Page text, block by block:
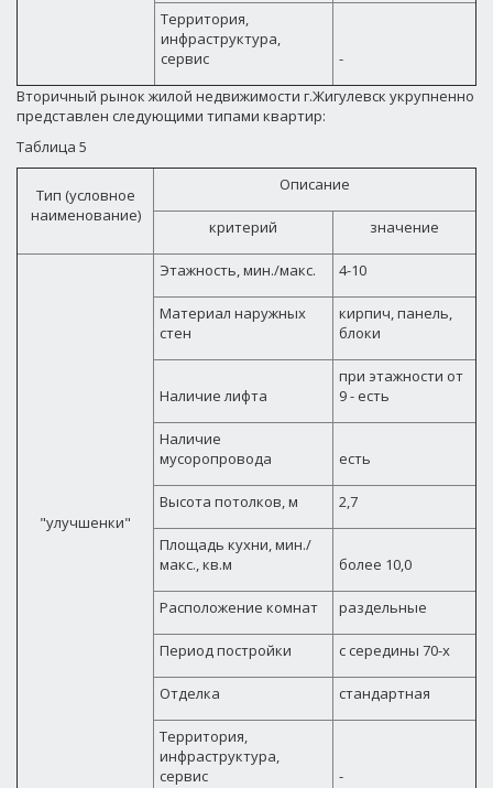
Территория,
инфраструктура,
сервис
-
Вторичный рынок жилой недвижимости г.Жигулевск укрупненно
представлен следующими типами квартир:
Таблица 5
Тип (условное
наименование)
Описание
критерий значение
"улучшенки"
Этажность, мин./макс. 4-10
Материал наружных
стен
кирпич, панель,
блоки
Наличие лифта
при этажности от
9 - есть
Наличие
мусоропровода
есть
Высота потолков, м 2,7
Площадь кухни, мин./
макс., кв.м
более 10,0
Расположение комнат раздельные
Период постройки с середины 70-х
Отделка стандартная
Территория,
инфраструктура,
сервис
-